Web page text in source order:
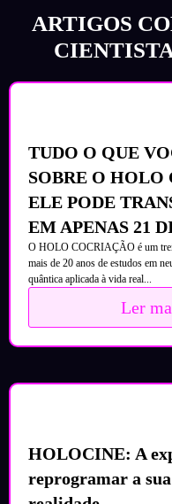
ARTIGOS
TUDO O QUE
SOBRE O HOLO
ELE PODE
EM APENAS 21
O HOLO COCRIAÇÃO é um
mais de 20 anos de estudos em
quântica aplicada à vida real...
Ler
HOLOCINE: A
reprogramar a